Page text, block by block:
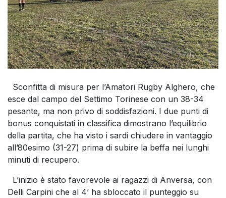
Sconfitta di misura per l’Amatori Rugby Alghero, che
esce dal campo del Settimo Torinese con un 38-34
pesante, ma non privo di soddisfazioni. I due punti di
bonus conquistati in classifica dimostrano l’equilibrio
della partita, che ha visto i sardi chiudere in vantaggio
all’80esimo (31-27) prima di subire la beffa nei lunghi
minuti di recupero.
L’inizio è stato favorevole ai ragazzi di Anversa, con
Delli Carpini che al 4’ ha sbloccato il punteggio su